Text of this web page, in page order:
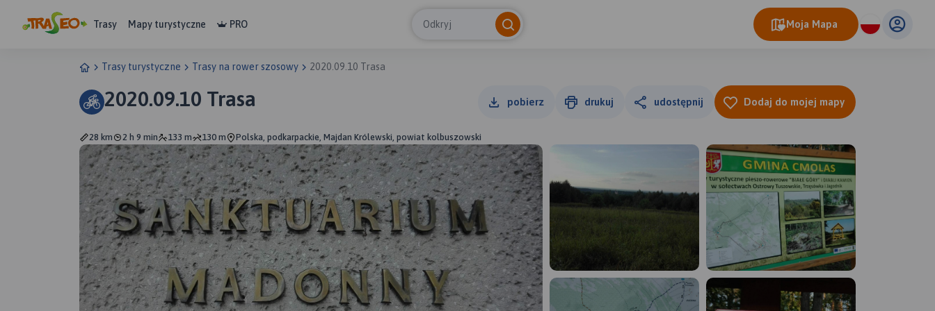
Trasy Mapy turystyczne PRO Odkryj Moja Mapa
Trasy turystyczne Trasy na rower szosowy 2020.09.10 Trasa
2020.09.10 Trasa pobierz drukuj udostępnij Dodaj do mojej mapy
28 km 2 h 9 min 133 m 130 m Polska, podkarpackie, Majdan Królewski, powiat kolbuszowski